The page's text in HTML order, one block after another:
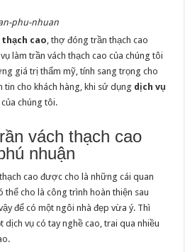
cao, thợ đóng trần thạch cao
làm trần vách thạch cao của chúng tôi
giá trị thẩm mỹ, tính sang trọng cho
tin cho khách hàng, khi sử dụng dịch vụ
của chúng tôi.
vách thạch cao
nhuận
cao được cho là những cái quan
thể cho là công trình hoàn thiện sau
để có một ngôi nhà đẹp vừa ý. Thì
dịch vụ có tay nghề cao, trai qua nhiều